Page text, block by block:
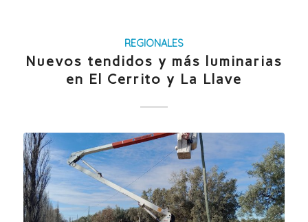
REGIONALES
Nuevos tendidos y más luminarias
en El Cerrito y La Llave